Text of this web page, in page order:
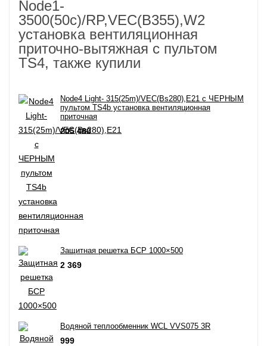
Node1-
3500(50c)/RP,VEC(B355),W2
установка вентиляционная
приточно-вытяжная с пультом
TS4, также купили
Node4 Light- 315(25m)/VEC(Bs280),E21 с ЧЕРНЫМ
пультом TS4b установка вентиляционная
приточная
205 480
Защитная решетка БСР 1000×500
2 369
Водяной теплообменник WCL VVS075 3R
999